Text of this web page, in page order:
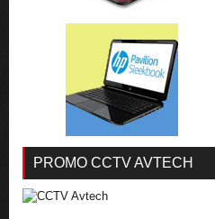
PROMO CCTV AVTECH